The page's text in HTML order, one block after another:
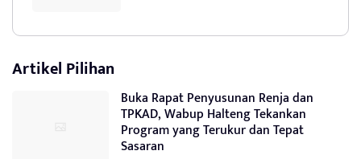
Artikel Pilihan
Buka Rapat Penyusunan Renja dan
TPKAD, Wabup Halteng Tekankan
Program yang Terukur dan Tepat
Sasaran